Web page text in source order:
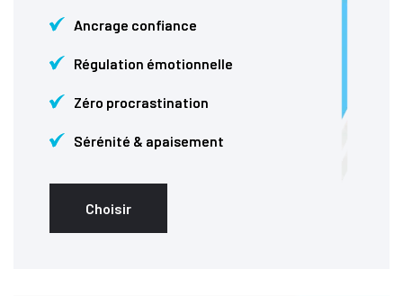
Ancrage confiance
Régulation émotionnelle
Zéro procrastination
Sérénité & apaisement
Choisir